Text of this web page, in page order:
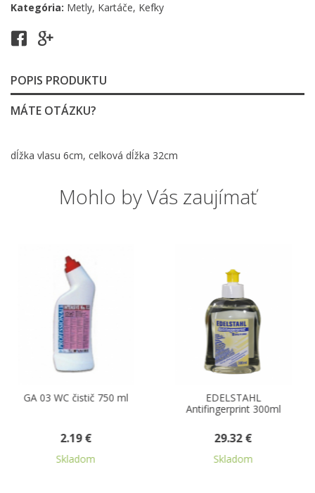
Kategória: Metly, Kartáče, Kefky
POPIS PRODUKTU
MÁTE OTÁZKU?
dĺžka vlasu 6cm, celková dĺžka 32cm
Mohlo by Vás zaujímať
WC čistič 750 ml
EDELSTAHL
Antifingerprint 300ml